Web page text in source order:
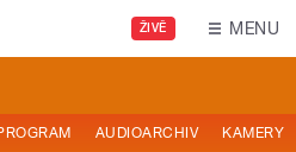
ŽIVĚ MENU
AUDIOARCHIV KAMERY